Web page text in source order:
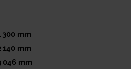
300 mm
140 mm
046 mm